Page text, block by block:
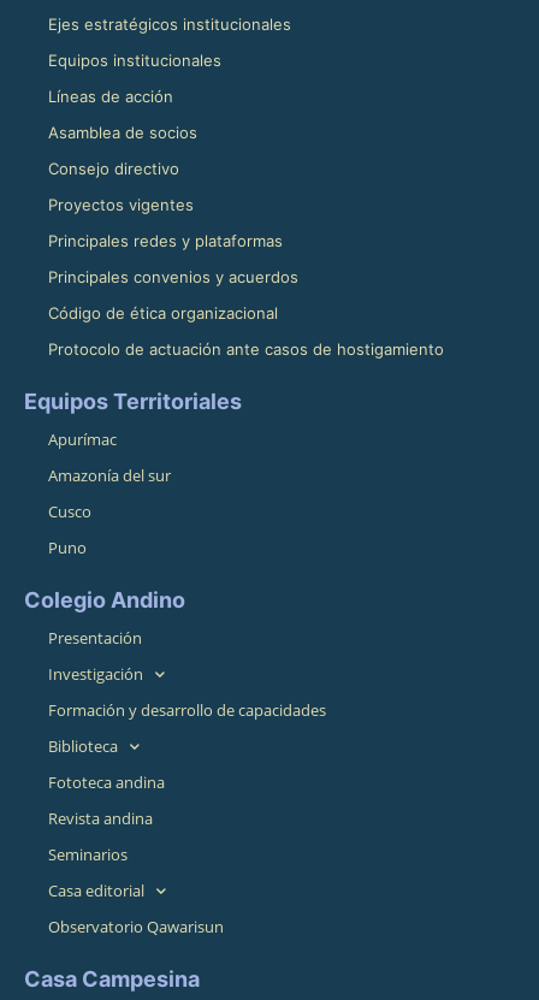
Ejes estratégicos institucionales
Equipos institucionales
Líneas de acción
Asamblea de socios
Consejo directivo
Proyectos vigentes
Principales redes y plataformas
Principales convenios y acuerdos
Código de ética organizacional
Protocolo de actuación ante casos de hostigamiento
Equipos Territoriales
Apurímac
Amazonía del sur
Cusco
Puno
Colegio Andino
Presentación
Investigación
Formación y desarrollo de capacidades
Biblioteca
Fototeca andina
Revista andina
Seminarios
Casa editorial
Observatorio Qawarisun
Casa Campesina